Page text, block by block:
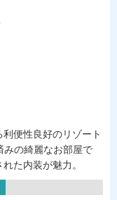
便性良好のリゾート
みの綺麗なお部屋で
た内装が魅力。